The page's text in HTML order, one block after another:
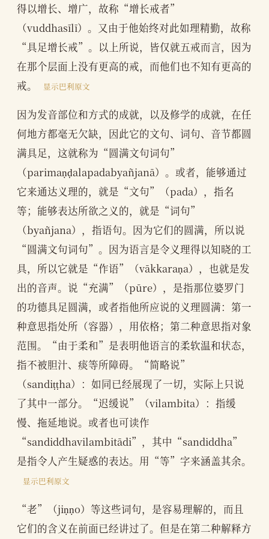
得以增长、增广，故称“增长戒者”
（vuddhasīlī）。又由于他始终对此如理精勤，故称
“具足增长戒”。以上所说，皆仅就五戒而言，因为
在那个层面上没有更高的戒，而他们也不知有更高的
戒。
显示巴利原文
因为发音部位和方式的成就，以及修学的成就，在任
何地方都毫无欠缺，因此它的文句、词句、音节都圆
满具足，这就称为“圆满文句词句”
（parimaṇḍalapadabyañjanā）。或者，能够通过
它来通达义理的，就是“文句”（pada），指名
等；能够表达所欲之义的，就是“词句”
（byañjana），指语句。因为它们的圆满，所以说
“圆满文句词句”。因为语言是令义理得以知晓的工
具，所以它就是“作语”（vākkaraṇa），也就是发
出的音声。说“充满”（pūre），是指那位婆罗门
的功德具足圆满，或者指他所应说的义理圆满：第一
种意思指处所（容器），用依格；第二种意思指对象
范围。“由于柔和”是表明他语言的柔软温和状态，
指不被胆汁、痰等所障碍。“简略说”
（sandiṭṭha）：如同已经展现了一切，实际上只说
了其中一部分。“迟缓说”（vilambita）：指缓
慢、拖延地说。或者也可读作
“sandiddhavilambitādi”，其中“sandiddha”
是指令人产生疑惑的表达。用“等”字来涵盖其余。
显示巴利原文
“老”（jiṇṇo）等这些词句，是容易理解的，而且
它们的含义在前面已经讲过了。但是在第二种解释方